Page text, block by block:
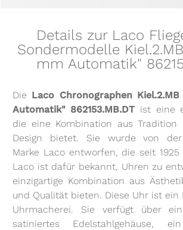
Details zur Laco
Sondermodelle
mm Automatik"
Die Laco Chronographen
Automatik" 862153.MB.DT ist eine
die eine Kombination aus Tradition
Design bietet. Sie wurde von der
Marke Laco entworfen, die seit
Laco ist dafür bekannt, Uhren zu
einzigartige Kombination aus
und Qualität bieten. Diese Uhr ist ein
Uhrmacherei. Sie verfügt über
satiniertes Edelstahlgehäuse,